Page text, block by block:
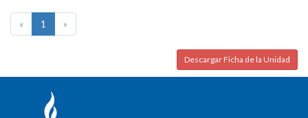
« 1 »
Descargar Ficha de la Unidad